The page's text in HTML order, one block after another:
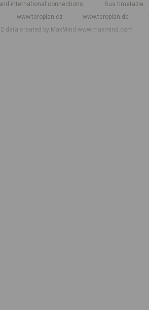
international connections
Bus timetable
www.teroplan.cz www.teroplan.de
data created by MaxMindwww.maxmind.com